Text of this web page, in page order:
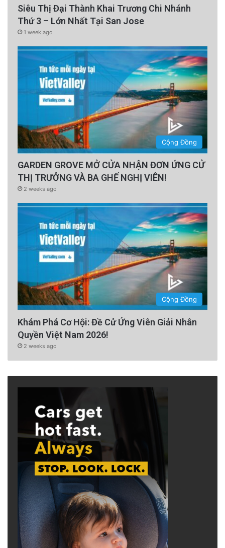
Siêu Thị Đại Thành Khai Trương Chi Nhánh
Thứ 3 – Lớn Nhất Tại San Jose
1 week ago
Cộng Đồng
GARDEN GROVE MỞ CỬA NHẬN ĐƠN ỨNG CỬ
THỊ TRƯỞNG VÀ BA GHẾ NGHỊ VIÊN!
2 weeks ago
Cộng Đồng
Khám Phá Cơ Hội: Đề Cử Ứng Viên Giải Nhân
Quyền Việt Nam 2026!
2 weeks ago